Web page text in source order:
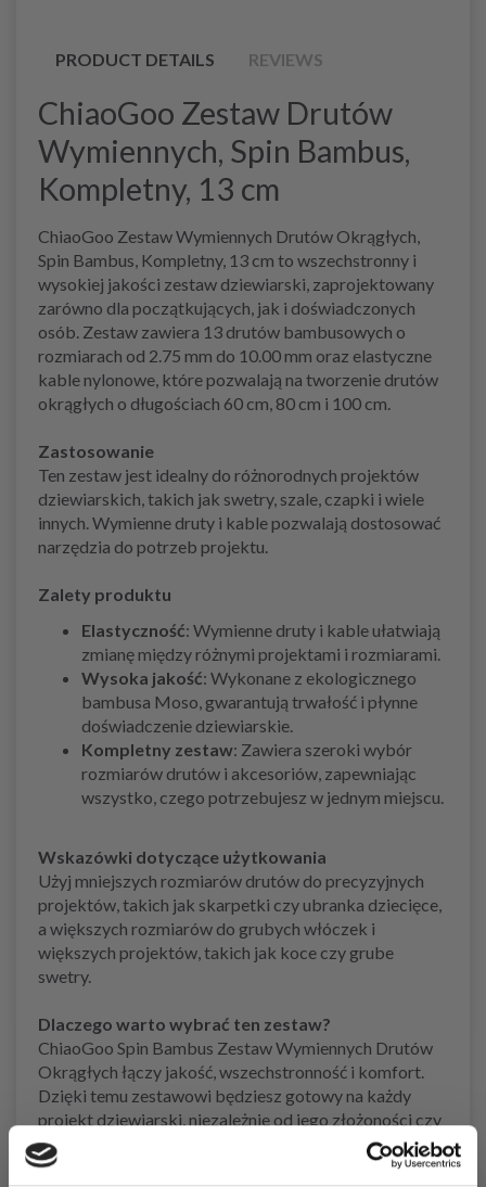
PRODUCT DETAILS REVIEWS
ChiaoGoo Zestaw Drutów
Wymiennych, Spin Bambus,
Kompletny, 13 cm
ChiaoGoo Zestaw Wymiennych Drutów Okrągłych,
Spin Bambus, Kompletny, 13 cm to wszechstronny i
wysokiej jakości zestaw dziewiarski, zaprojektowany
zarówno dla początkujących, jak i doświadczonych
osób. Zestaw zawiera 13 drutów bambusowych o
rozmiarach od 2.75 mm do 10.00 mm oraz elastyczne
kable nylonowe, które pozwalają na tworzenie drutów
okrągłych o długościach 60 cm, 80 cm i 100 cm.
Zastosowanie
Ten zestaw jest idealny do różnorodnych projektów
dziewiarskich, takich jak swetry, szale, czapki i wiele
innych. Wymienne druty i kable pozwalają dostosować
narzędzia do potrzeb projektu.
Zalety produktu
Elastyczność: Wymienne druty i kable ułatwiają
zmianę między różnymi projektami i rozmiarami.
Wysoka jakość: Wykonane z ekologicznego
bambusa Moso, gwarantują trwałość i płynne
doświadczenie dziewiarskie.
Kompletny zestaw: Zawiera szeroki wybór
rozmiarów drutów i akcesoriów, zapewniając
wszystko, czego potrzebujesz w jednym miejscu.
Wskazówki dotyczące użytkowania
Użyj mniejszych rozmiarów drutów do precyzyjnych
projektów, takich jak skarpetki czy ubranka dziecięce,
a większych rozmiarów do grubych włóczek i
większych projektów, takich jak koce czy grube
swetry.
Dlaczego warto wybrać ten zestaw?
ChiaoGoo Spin Bambus Zestaw Wymiennych Drutów
Okrągłych łączy jakość, wszechstronność i komfort.
Dzięki temu zestawowi będziesz gotowy na każdy
projekt dziewiarski, niezależnie od jego złożoności czy
rozmiaru.